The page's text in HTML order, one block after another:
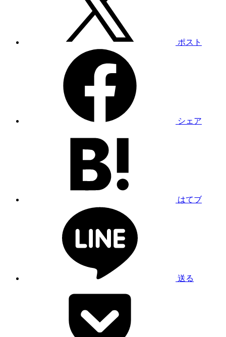
ポスト
シェア
はてブ
送る